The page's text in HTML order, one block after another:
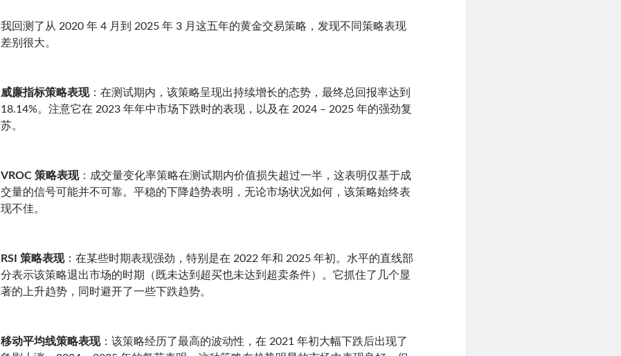
我回测了从 2020 年 4 月到 2025 年 3 月这五年的黄金交易策略，发现不同策略表现
差别很大。
威廉指标策略表现：在测试期内，该策略呈现出持续增长的态势，最终总回报率达到
18.14%。注意它在 2023 年年中市场下跌时的表现，以及在 2024 – 2025 年的强劲复
苏。
VROC 策略表现：成交量变化率策略在测试期内价值损失超过一半，这表明仅基于成
交量的信号可能并不可靠。平稳的下降趋势表明，无论市场状况如何，该策略始终表
现不佳。
RSI 策略表现：在某些时期表现强劲，特别是在 2022 年和 2025 年初。水平的直线部
分表示该策略退出市场的时期（既未达到超买也未达到超卖条件）。它抓住了几个显
著的上升趋势，同时避开了一些下跌趋势。
移动平均线策略表现：该策略经历了最高的波动性，在 2021 年初大幅下跌后出现了